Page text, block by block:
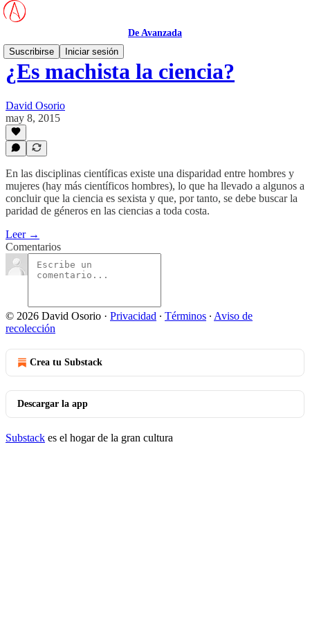
De Avanzada
Suscribirse
Iniciar sesión
¿Es machista la ciencia?
David Osorio
may 8, 2015
En las disciplinas científicas existe una disparidad entre hombres y
mujeres (hay más científicos hombres), lo que ha llevado a algunos a
concluir que la ciencia es sexista y que, por tanto, se debe buscar la
paridad de géneros en las ciencias a toda costa.
Leer →
Comentarios
© 2026 David Osorio · Privacidad ∙ Términos ∙ Aviso de
recolección
Crea tu Substack
Descargar la app
Substack es el hogar de la gran cultura